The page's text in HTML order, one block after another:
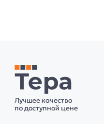
Лучшее качество
по доступной цене